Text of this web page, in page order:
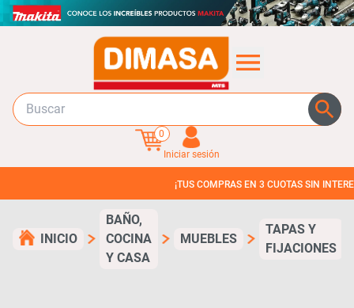
0
Iniciar sesión
¡TUS COMPRAS EN 3 CUOTAS SIN INTERES!
INICIO
BAÑO,
COCINA
Y CASA
MUEBLES
TAPAS Y
FIJACIONES